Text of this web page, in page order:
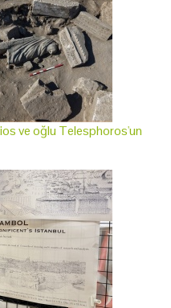
ve oğlu Telesphoros'un